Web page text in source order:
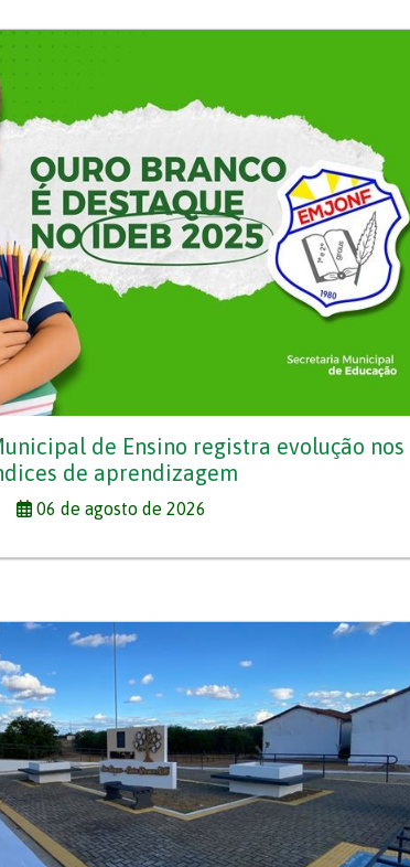
de Ensino registra evolução nos
de aprendizagem
06 de agosto de 2026